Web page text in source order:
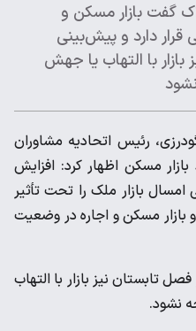
گفت بازار مسکن و
قرار دارد و پیش‌بینی
با التهاب یا جهش
رئیس اتحادیه مشاوران
مسکن اظهار کرد: افزایش
بازار ملک را تحت تأثیر
و بازار مسکن و اجاره در وضعیت
تابستان نیز بازار با التهاب
نشود.